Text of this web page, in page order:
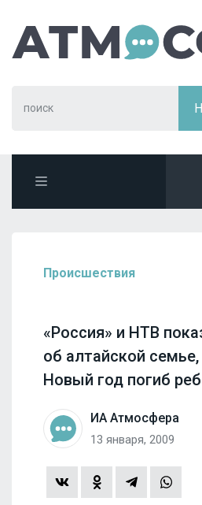
Происшествия
«Россия» и НТВ
об алтайской
Новый год погиб
ИА Атмосфера
13 января, 2009